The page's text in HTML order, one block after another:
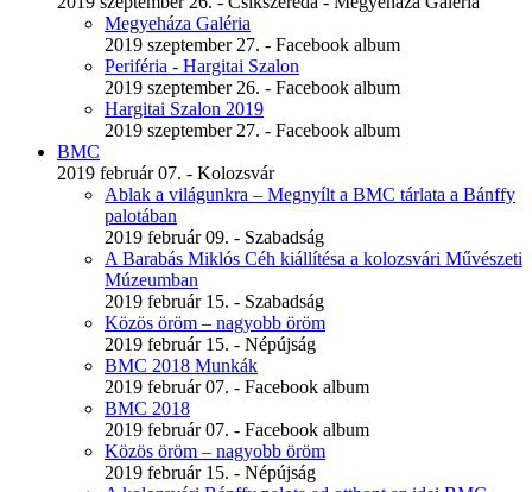
Megyeháza Galéria
2019 szeptember 27. - Facebook album
Periféria - Hargitai Szalon
2019 szeptember 26. - Facebook album
Hargitai Szalon 2019
2019 szeptember 27. - Facebook album
BMC
2019 február 07. - Kolozsvár
Ablak a világunkra – Megnyílt a BMC tárlata a Bánffy
palotában
2019 február 09. - Szabadság
A Barabás Miklós Céh kiállítésa a kolozsvári Művészeti
Múzeumban
2019 február 15. - Szabadság
Közös öröm – nagyobb öröm
2019 február 15. - Népújság
BMC 2018 Munkák
2019 február 07. - Facebook album
BMC 2018
2019 február 07. - Facebook album
Közös öröm – nagyobb öröm
2019 február 15. - Népújság